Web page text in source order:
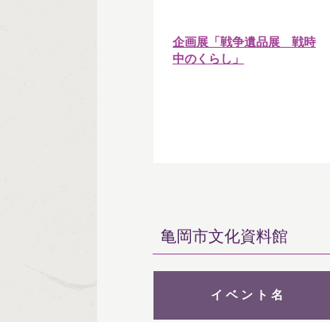
企画展「戦争遺品展 戦時
中のくらし」
亀岡市文化資料館
イベント名